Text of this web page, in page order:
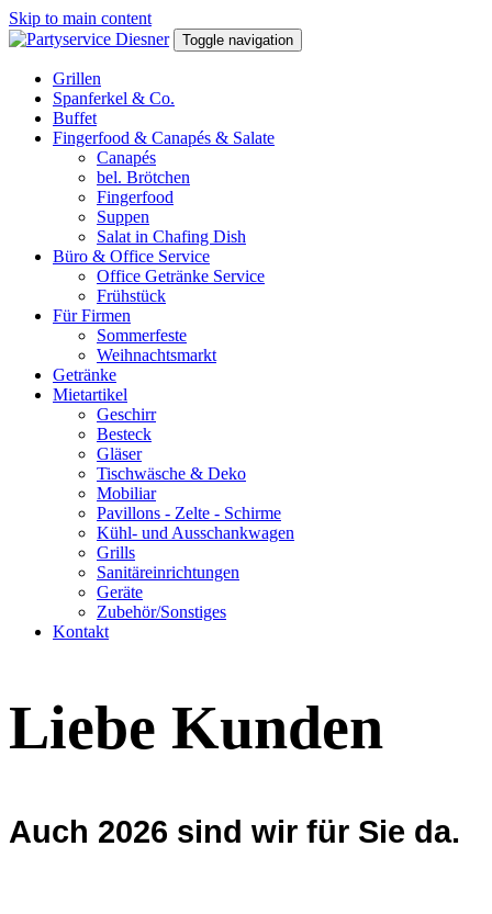
Skip to main content
Toggle navigation
Grillen
Spanferkel & Co.
Buffet
Fingerfood & Canapés & Salate
Canapés
bel. Brötchen
Fingerfood
Suppen
Salat in Chafing Dish
Büro & Office Service
Office Getränke Service
Frühstück
Für Firmen
Sommerfeste
Weihnachtsmarkt
Getränke
Mietartikel
Geschirr
Besteck
Gläser
Tischwäsche & Deko
Mobiliar
Pavillons - Zelte - Schirme
Kühl- und Ausschankwagen
Grills
Sanitäreinrichtungen
Geräte
Zubehör/Sonstiges
Kontakt
Liebe Kunden
Auch 2026 sind wir für Sie da.